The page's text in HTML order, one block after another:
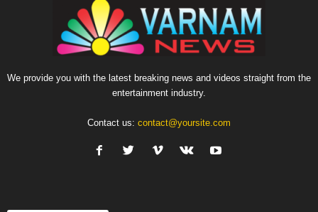
We provide you with the latest breaking news and videos straight from the
entertainment industry.
Contact us: contact@yoursite.com